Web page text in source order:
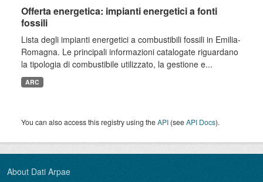
Offerta energetica: impianti energetici a fonti
fossili
Lista degli impianti energetici a combustibili fossili in Emilia-
Romagna. Le principali informazioni catalogate riguardano
la tipologia di combustibile utilizzato, la gestione e...
ARC
You can also access this registry using theAPI (seeAPI Docs).
About Dati Arpae